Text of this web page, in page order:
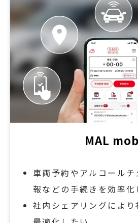
MAL
車両予約やアルコール
報などの手続きを効率化
社内シェアリングにより